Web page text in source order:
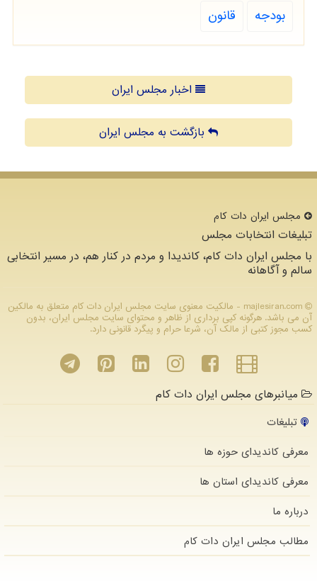
بودجه
قانون
اخبار مجلس ایران
بازگشت به مجلس ایران
مجلس ایران دات كام
تبلیغات انتخابات مجلس
با مجلس ایران دات کام، کاندیدا و مردم در کنار هم، در مسیر انتخابی
سالم و آگاهانه
majlesiran.com - مالکیت معنوی سایت مجلس ایران دات كام متعلق به مالکین
آن می باشد. هرگونه کپی برداری از ظاهر و محتوای سایت مجلس ایران، بدون
کسب مجوز کتبی از مالک آن، شرعا حرام و پیگرد قانونی دارد.
میانبرهای مجلس ایران دات کام
تبلیغات
معرفی کاندیدای حوزه ها
معرفی کاندیدای استان ها
درباره ما
مطالب مجلس ایران دات كام